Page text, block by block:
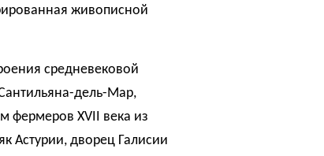
живописной
средневековой
дель-Мар,
фермеров XVII века из
Астурии, дворец Галисии